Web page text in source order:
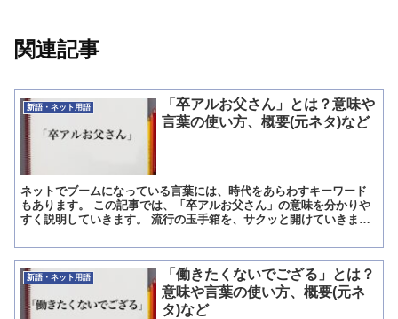
関連記事
新語・ネット用語
「卒アルお父さん」とは？意味や
言葉の使い方、概要(元ネタ)など
ネットでブームになっている言葉には、時代をあらわすキーワード
もあります。 この記事では、「卒アルお父さん」の意味を分かりや
すく説明していきます。 流行の玉手箱を、サクッと開けていきまし
新語・ネット用語
「働きたくないでござる」とは？
意味や言葉の使い方、概要(元ネ
タ)など